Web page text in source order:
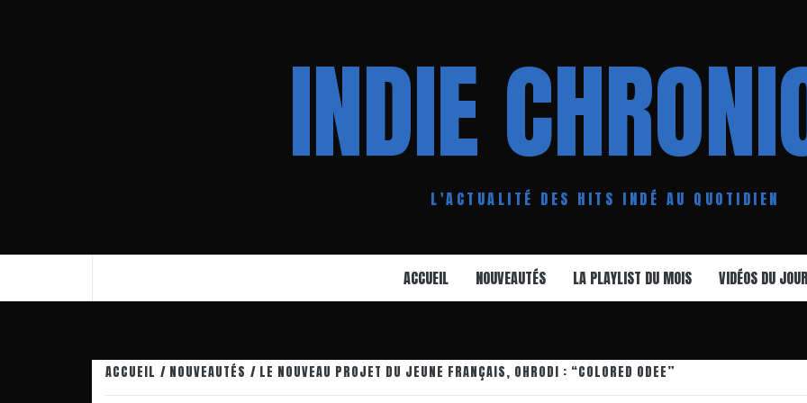
INDIE
L'ACTUALITÉ DES HITS INDÉ AU QUOTIDIEN
ACCUEIL NOUVEAUTÉS LA PLAYLIST DU MOIS VIDÉOS DU JOUR
ACCUEIL NOUVEAUTÉS LE NOUVEAU PROJET DU JEUNE FRANÇAIS, OHRODI : “COLORED ODEE”